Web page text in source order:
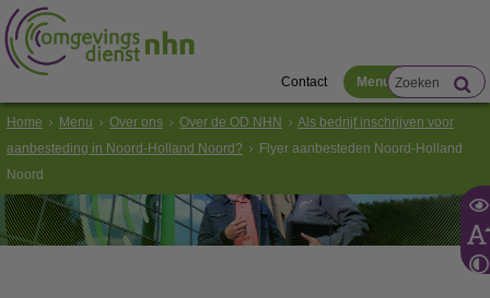
Contact Menu
Home Menu Over ons Over de OD NHN
Als bedrijf inschrijven voor
aanbesteding in Noord-Holland Noord?
Flyer aanbesteden Noord-Holland
Noord